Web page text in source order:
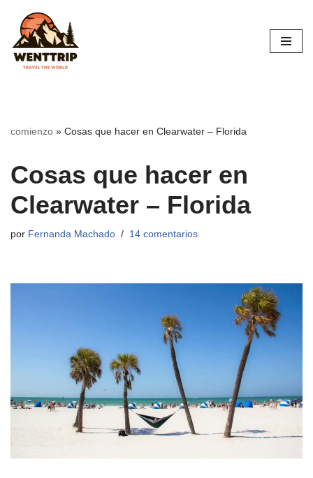
Saltar
al
contenido
comienzo » Cosas que hacer en Clearwater – Florida
Cosas que hacer en
Clearwater – Florida
por Fernanda Machado 14 comentarios